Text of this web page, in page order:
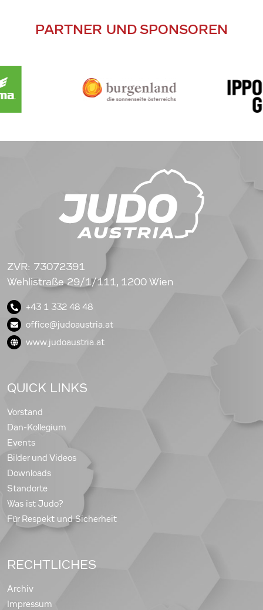
PARTNER UND SPONSOREN
ZVR: 73072391
Wehlistraße 29/1/111, 1200 Wien
+43 1 332 48 48
office@judoaustria.at
www.judoaustria.at
QUICK LINKS
Vorstand
Dan-Kollegium
Events
Bilder und Videos
Downloads
Standorte
Was ist Judo?
Für Respekt und Sicherheit
RECHTLICHES
Archiv
Impressum